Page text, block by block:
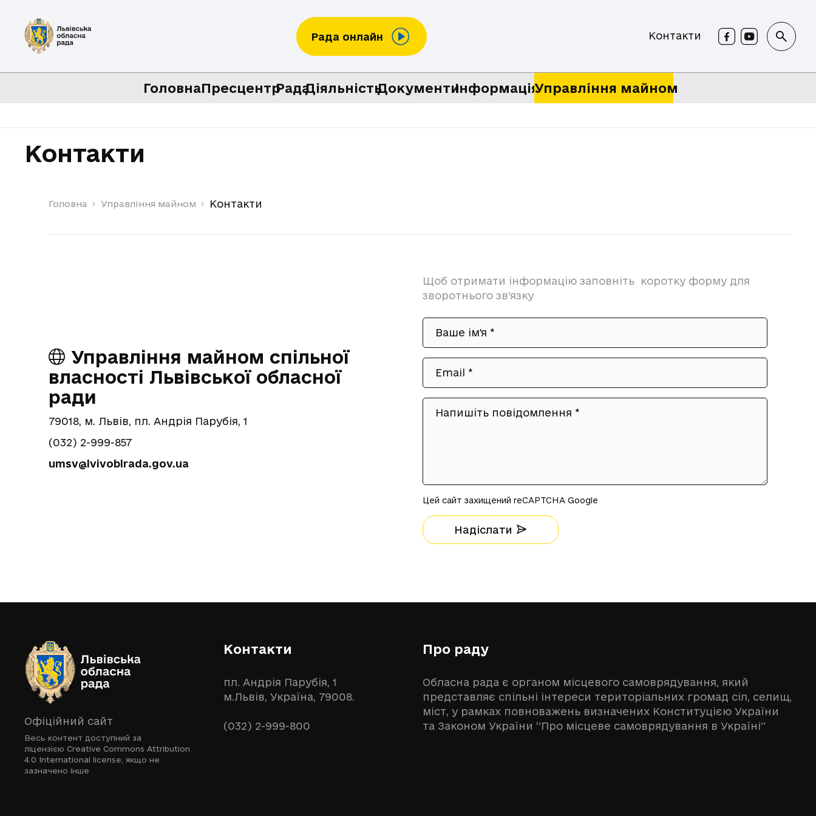
Рада онлайн Контакти
ГоловнаПресцентрРадаДіяльністьДокументиІнформаціяУправління майном
Контакти
Головна Управління майном Контакти
Управління майном спільної
власності Львівської обласної
ради
79018, м. Львів, пл. Андрія Парубія, 1
(032) 2-999-857
umsv@lvivoblrada.gov.ua
Щоб отримати інформацію заповніть коротку форму для
зворотнього зв’язку
Ваше ім'я *
Email *
Напишіть повідомлення *
Цей сайт захищений reCAPTCHA Google
Надіслати
Офіційний сайт
Весь контент доступний за
ліцензією Creative Commons Attribution
4.0 International license , якщо не
зазначено інше
Контакти
пл. Андрія Парубія, 1
м.Львів, Україна, 79008.
(032) 2-999-800
Про раду
Обласна рада є органом місцевого самоврядування, який
представляє спільні інтереси територіальних громад сіл, селищ,
міст, у рамках повноважень визначених Конституцією України
та Законом України “Про місцеве самоврядування в Україні”